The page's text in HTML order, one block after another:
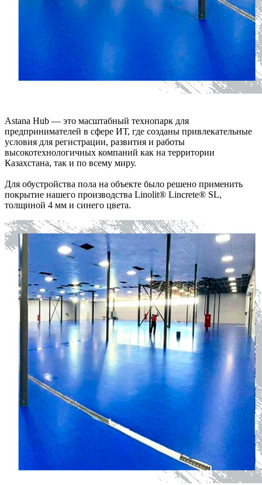
Astana Hub — это масштабный технопарк для
предпринимателей в сфере ИТ, где созданы привлекательные
условия для регистрации, развития и работы
высокотехнологичных компаний как на территории
Казахстана, так и по всему миру.
Для обустройства пола на объекте было решено применить
покрытие нашего производства Linolit® Lincrete® SL,
толщиной 4 мм и синего цвета.